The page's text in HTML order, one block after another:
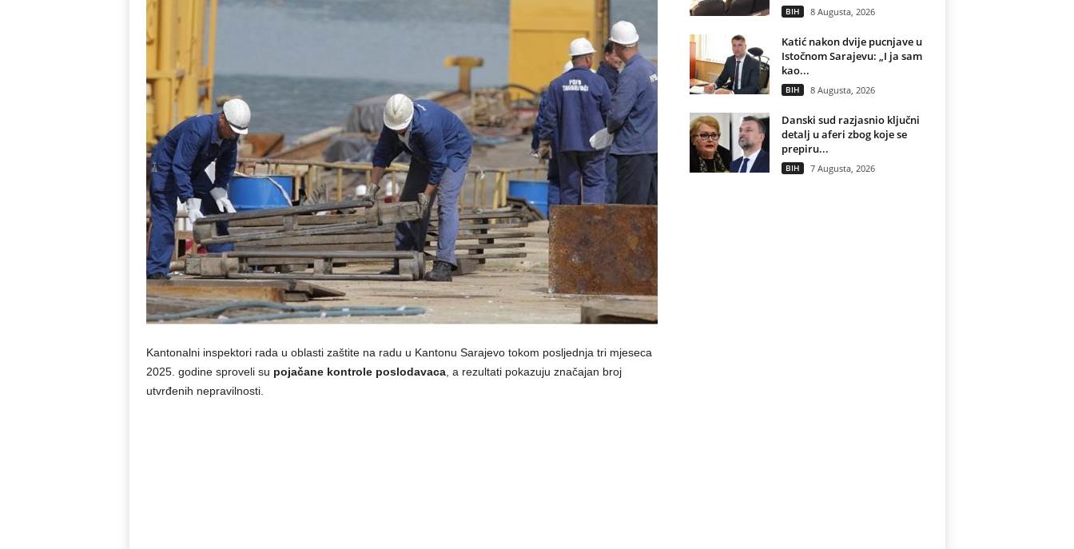
Kantonalni inspektori rada u oblasti zaštite na radu u Kantonu Sarajevo tokom posljednja tri mjeseca
2025. godine sproveli su pojačane kontrole poslodavaca, a rezultati pokazuju značajan broj
utvrđenih nepravilnosti.
BIH 8 Augusta, 2026
Katić nakon dvije pucnjave u
Istočnom Sarajevu: „I ja sam
kao...
BIH 8 Augusta, 2026
Danski sud razjasnio ključni
detalj u aferi zbog koje se
prepiru...
BIH 7 Augusta, 2026